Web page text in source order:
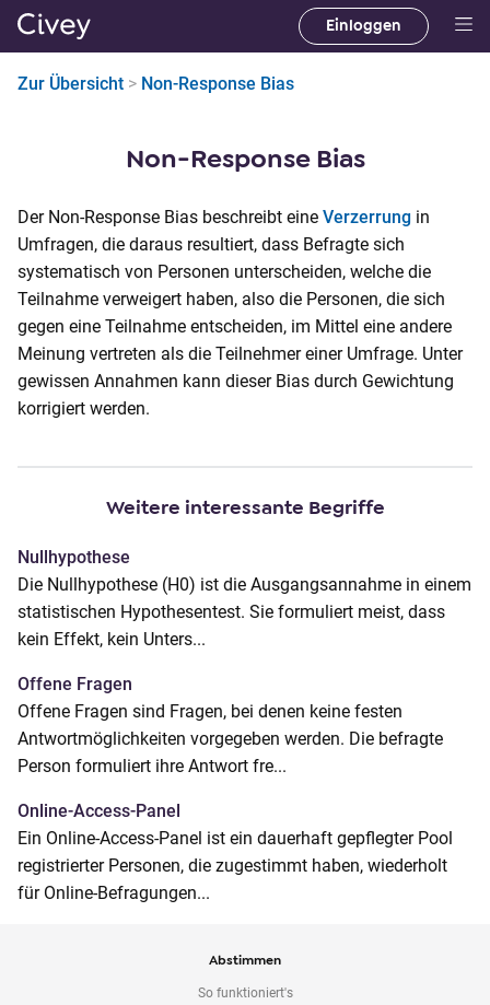
u
t
o
t
e
n
t
Einloggen
Zur Übersicht > Non-Response Bias
Non-Response Bias
Der Non-Response Bias beschreibt eine Verzerrung in
Umfragen, die daraus resultiert, dass Befragte sich
systematisch von Personen unterscheiden, welche die
Teilnahme verweigert haben, also die Personen, die sich
gegen eine Teilnahme entscheiden, im Mittel eine andere
Meinung vertreten als die Teilnehmer einer Umfrage. Unter
gewissen Annahmen kann dieser Bias durch Gewichtung
korrigiert werden.
Weitere interessante Begriffe
Nullhypothese
Die Nullhypothese (H0) ist die Ausgangsannahme in einem
statistischen Hypothesentest. Sie formuliert meist, dass
kein Effekt, kein Unters...
Offene Fragen
Offene Fragen sind Fragen, bei denen keine festen
Antwortmöglichkeiten vorgegeben werden. Die befragte
Person formuliert ihre Antwort fre...
Online-Access-Panel
Ein Online-Access-Panel ist ein dauerhaft gepflegter Pool
registrierter Personen, die zugestimmt haben, wiederholt
für Online-Befragungen...
Abstimmen
So funktioniert's